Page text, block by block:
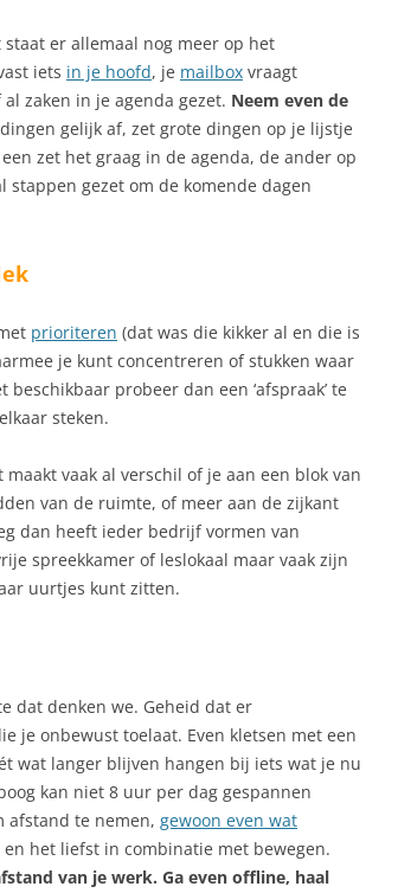
er allemaal nog meer op het
iets in je hoofd, je mailbox vraagt
zaken in je agenda gezet. Neem even de
gelijk af, zet grote dingen op je lijstje
zet het graag in de agenda, de ander op
stappen gezet om de komende dagen
prioriteren (dat was die kikker al en die is
je kunt concentreren of stukken waar
probeer dan een ‘afspraak’ te
steken.
maakt vaak al verschil of je aan een blok van
van de ruimte, of meer aan de zijkant
dan heeft ieder bedrijf vormen van
spreekkamer of leslokaal maar vaak zijn
uurtjes kunt zitten.
dat denken we. Geheid dat er
je onbewust toelaat. Even kletsen met een
wat langer blijven hangen bij iets wat je nu
kan niet 8 uur per dag gespannen
afstand te nemen, gewoon even wat
het liefst in combinatie met bewegen.
van je werk. Ga even offline, haal